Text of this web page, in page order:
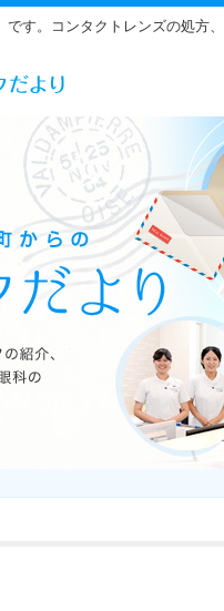
す。コンタクトレンズの処方